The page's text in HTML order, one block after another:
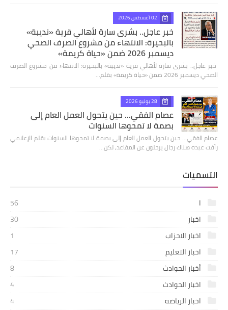
02 أغسطس 2026
خبر عاجل.. بشرى سارة لأهالي قرية «نديبة»
بالبحيرة: الانتهاء من مشروع الصرف الصحي
ديسمبر 2026 ضمن «حياة كريمة»
​ خبر عاجل.. بشرى سارة لأهالي قرية «نديبة» بالبحيرة: الانتهاء من مشروع الصرف
الصحي ديسمبر 2026 ضمن «حياة كريمة» بقلم…
28 يوليو 2026
عصام الفقي... حين يتحول العمل العام إلى
بصمة لا تمحوها السنوات
عصام الفقي... حين يتحول العمل العام إلى بصمة لا تمحوها السنوات بقلم الإعلامي
رأفت عبده هناك رجال يرحلون عن المقاعد، لكن…
التسميات
ا
56
اخبار
30
اخبار الاحزاب
1
اخبار التعليم
17
أخبار الحوادث
8
اخبار الحوادث
4
اخبار الرياضه
4